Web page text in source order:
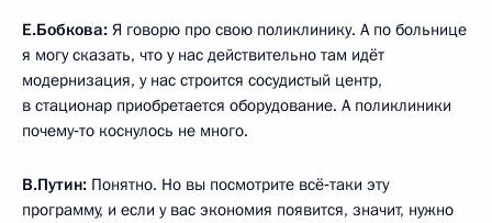
Е.Бобкова: Я говорю про свою поликлинику. А по больнице
я могу сказать, что у нас действительно там идёт
модернизация, у нас строится сосудистый центр,
в стационар приобретается оборудование. А поликлиники
почему‑то коснулось не много.
В.Путин: Понятно. Но вы посмотрите всё‑таки эту
программу, и если у вас экономия появится, значит, нужно